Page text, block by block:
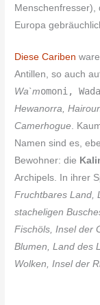
Menschenfresser),
Europa
Diese Cariben
Antillen, so auch
Wa`momoni,
Hewanorra,
Camerhogue.
Namen sind es,
Bewohner: die
Archipels. In ihrer
Fruchtbares Land,
stacheligen
Fischöls, Insel der
Blumen, Land des
Wolken, Insel der